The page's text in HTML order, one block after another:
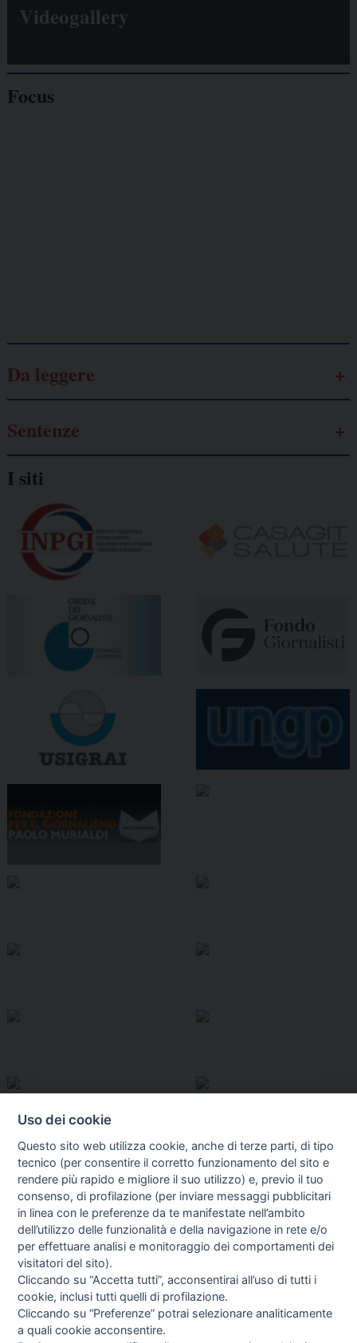
Videogallery
Focus
Da leggere
Sentenze
I siti
I libri Vedi tutti
Uso dei cookie
Questo sito web utilizza cookie, anche di terze parti, di tipo
tecnico (per consentire il corretto funzionamento del sito e
rendere più rapido e migliore il suo utilizzo) e, previo il tuo
consenso, di profilazione (per inviare messaggi pubblicitari
in linea con le preferenze da te manifestate nell’ambito
dell’utilizzo delle funzionalità e della navigazione in rete e/o
per effettuare analisi e monitoraggio dei comportamenti dei
visitatori del sito).
Cliccando su “Accetta tutti”, acconsentirai all’uso di tutti i
cookie, inclusi tutti quelli di profilazione.
Cliccando su “Preferenze” potrai selezionare analiticamente
a quali cookie acconsentire.